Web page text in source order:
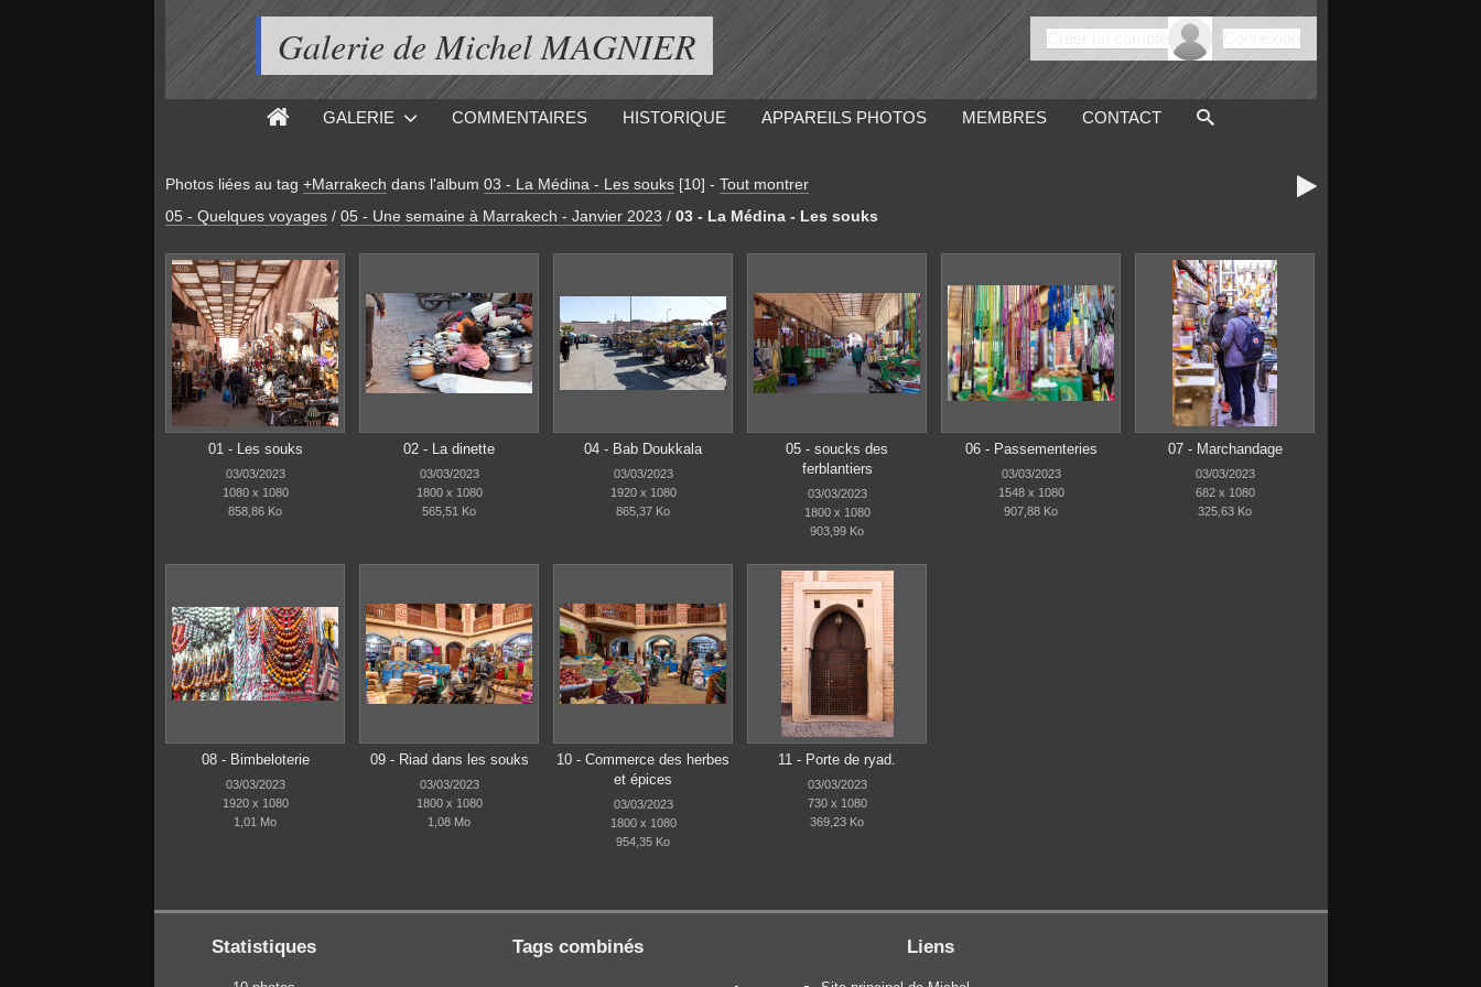
Galerie de Michel MAGNIER
GALERIE COMMENTAIRES HISTORIQUE APPAREILS PHOTOS MEMBRES CONTACT
Photos liées au tag +Marrakech dans l'album 03 - La Médina - Les souks [10] - Tout montrer
05 - Quelques voyages / 05 - Une semaine à Marrakech - Janvier 2023 / 03 - La Médina - Les souks

01 - Les souks
03/03/2023
1080 x 1080
858,86 Ko
02 - La dinette
03/03/2023
1800 x 1080
565,51 Ko
04 - Bab Doukkala
03/03/2023
1920 x 1080
865,37 Ko
05 - soucks des
ferblantiers
03/03/2023
1800 x 1080
903,99 Ko
06 - Passementeries
03/03/2023
1548 x 1080
907,88 Ko
07 - Marchandage
03/03/2023
682 x 1080
325,63 Ko
08 - Bimbeloterie
03/03/2023
1920 x 1080
1,01 Mo
09 - Riad dans les souks
03/03/2023
1800 x 1080
1,08 Mo
10 - Commerce des herbes
et épices
03/03/2023
1800 x 1080
954,35 Ko
11 - Porte de ryad.
03/03/2023
730 x 1080
369,23 Ko
Statistiques Tags combinés Liens